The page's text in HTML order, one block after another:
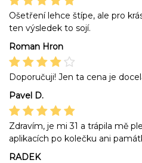
Ošetření lehce štípe, ale pro
ten výsledek to sojí.
Roman Hron
Doporučuji! Jen ta cena je
Pavel D.
Zdravím, je mi 31 a trápila mě
aplikacích po kolečku ani
RADEK